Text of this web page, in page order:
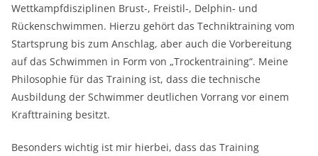
Wettkampfdisziplinen Brust-, Freistil-, Delphin- und
Rückenschwimmen. Hierzu gehört das Techniktraining vom
Startsprung bis zum Anschlag, aber auch die Vorbereitung
auf das Schwimmen in Form von „Trockentraining“. Meine
Philosophie für das Training ist, dass die technische
Ausbildung der Schwimmer deutlichen Vorrang vor einem
Krafttraining besitzt.
Besonders wichtig ist mir hierbei, dass das Training